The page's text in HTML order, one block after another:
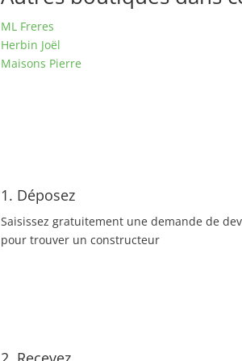
ML Freres
Herbin Joël
Maisons Pierre
1. Déposez
Saisissez gratuitement une demande de
pour trouver un constructeur